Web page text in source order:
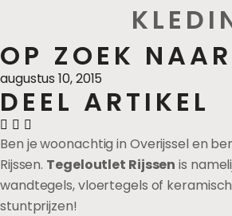
OP ZOEK
augustus 10, 2015
DEEL ARTIKEL
Ben je woonachtig in Overijssel en
Rijssen. Tegeloutlet Rijssen is
wandtegels, vloertegels of
stuntprijzen!